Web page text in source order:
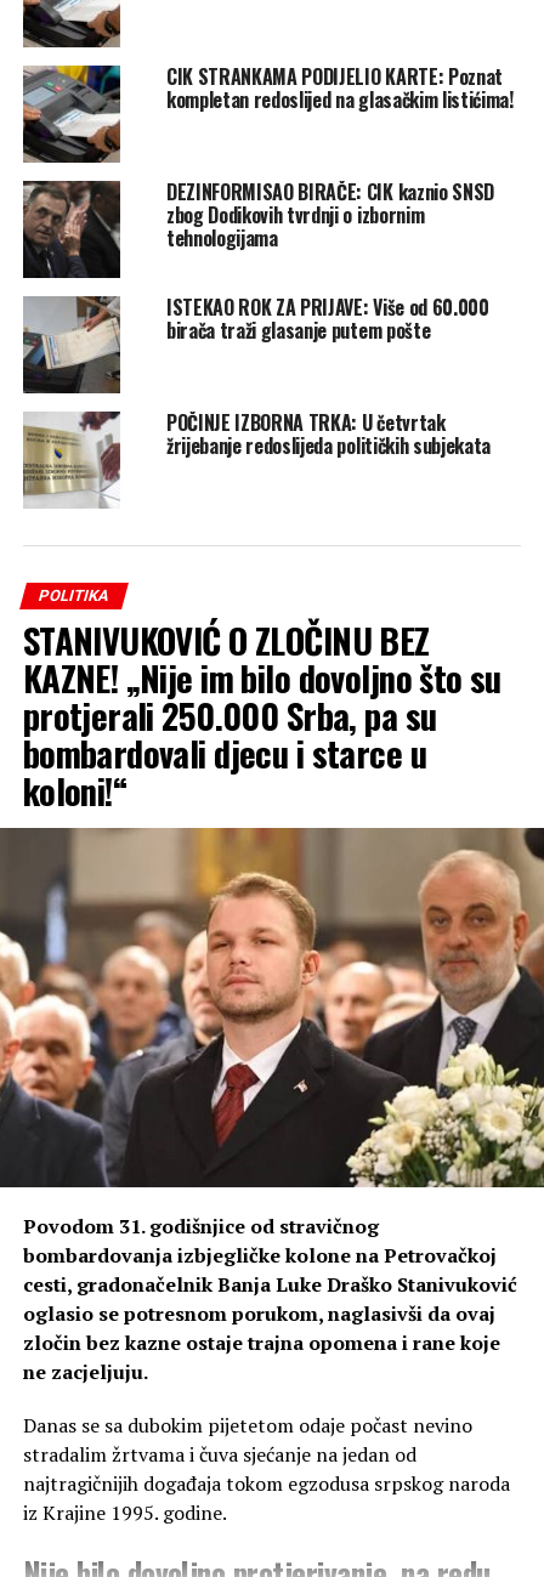
CIK STRANKAMA PODIJELIO KARTE: Poznat
kompletan redoslijed na glasačkim listićima!
DEZINFORMISAO BIRAČE: CIK kaznio SNSD
zbog Dodikovih tvrdnji o izbornim
tehnologijama
ISTEKAO ROK ZA PRIJAVE: Više od 60.000
birača traži glasanje putem pošte
POČINJE IZBORNA TRKA: U četvrtak
žrijebanje redoslijeda političkih subjekata
POLITIKA
STANIVUKOVIĆ O ZLOČINU BEZ
KAZNE! „Nije im bilo dovoljno što su
protjerali 250.000 Srba, pa su
bombardovali djecu i starce u
koloni!“
Povodom 31. godišnjice od stravičnog
bombardovanja izbjegličke kolone na Petrovačkoj
cesti, gradonačelnik Banja Luke Draško Stanivuković
oglasio se potresnom porukom, naglasivši da ovaj
zločin bez kazne ostaje trajna opomena i rane koje
ne zacjeljuju.
Danas se sa dubokim pijetetom odaje počast nevino
stradalim žrtvama i čuva sjećanje na jedan od
najtragičnijih događaja tokom egzodusa srpskog naroda
iz Krajine 1995. godine.